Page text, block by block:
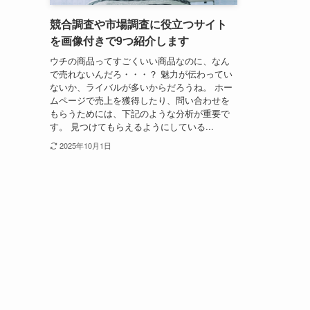
競合調査や市場調査に役立つサイト
を画像付きで9つ紹介します
ウチの商品ってすごくいい商品なのに、なん
で売れないんだろ・・・？ 魅力が伝わってい
ないか、ライバルが多いからだろうね。 ホー
ムページで売上を獲得したり、問い合わせを
もらうためには、下記のような分析が重要で
す。 見つけてもらえるようにしている...
2025年10月1日